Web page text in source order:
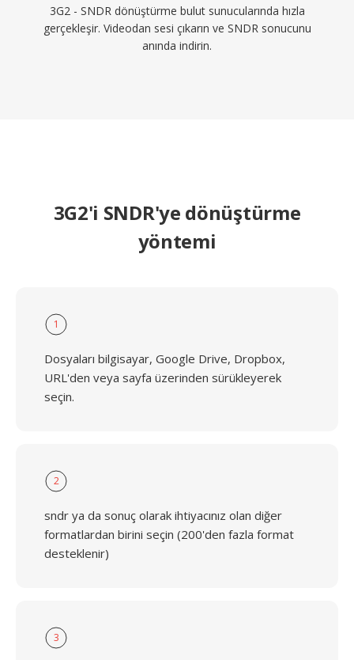
3G2 - SNDR dönüştürme bulut sunucularında hızla
gerçekleşir. Videodan sesi çıkarın ve SNDR sonucunu
anında indirin.
3G2'i SNDR'ye dönüştürme
yöntemi
1
Dosyaları bilgisayar, Google Drive, Dropbox,
URL'den veya sayfa üzerinden sürükleyerek
seçin.
2
sndr ya da sonuç olarak ihtiyacınız olan diğer
formatlardan birini seçin (200'den fazla format
desteklenir)
3